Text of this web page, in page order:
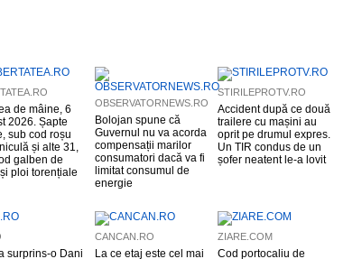
de mâine, 6
2026. Șapte
sub cod roșu
și alte 31,
galben de
ploi torențiale
OBSERVATORNEWS.RO
Bolojan spune că
Guvernul nu va acorda
compensații marilor
consumatori dacă va fi
limitat consumul de
energie
STIRILEPROTV.RO
Accident după ce două
trailere cu mașini au
oprit pe drumul expres.
Un TIR condus de un
șofer neatent le-a lovit
surprins-o Dani
CANCAN.RO
La ce etaj este cel mai
ZIARE.COM
Cod portocaliu de